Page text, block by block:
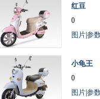
红豆
0
图片参
小龟王
0
图片参